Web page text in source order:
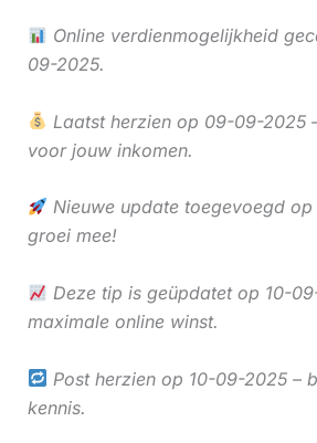
Online verdienmogelijkheid
09-2025.
Laatst herzien op 09-09-2025
voor jouw inkomen.
Nieuwe update toegevoegd
groei mee!
Deze tip is geüpdatet op 10-
maximale online winst.
Post herzien op 10-09-2025 –
kennis.